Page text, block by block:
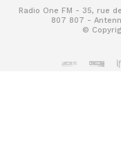
Radio One FM - 35, rue
807 807 -
©